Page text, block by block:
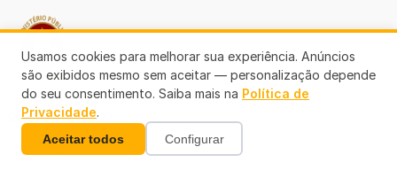
Ouvidoria MP-RO
Usamos cookies para melhorar sua experiência. Anúncios
são exibidos mesmo sem aceitar — personalização depende
do seu consentimento. Saiba mais na Política de
Privacidade.
Aceitar todos Configurar